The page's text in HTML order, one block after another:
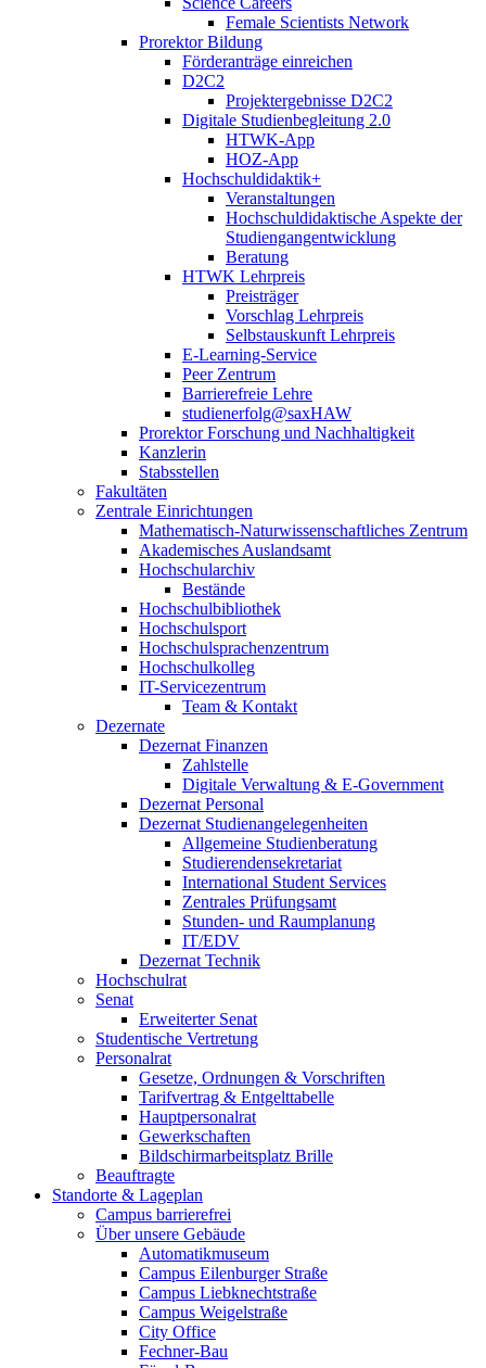
Female Scientists Network
Prorektor Bildung
Förderanträge einreichen
D2C2
Projektergebnisse D2C2
Digitale Studienbegleitung 2.0
HTWK-App
HOZ-App
Hochschuldidaktik+
Veranstaltungen
Hochschuldidaktische Aspekte der
Studiengangentwicklung
Beratung
HTWK Lehrpreis
Preisträger
Vorschlag Lehrpreis
Selbstauskunft Lehrpreis
E-Learning-Service
Peer Zentrum
Barrierefreie Lehre
studienerfolg@saxHAW
Prorektor Forschung und Nachhaltigkeit
Kanzlerin
Stabsstellen
Fakultäten
Zentrale Einrichtungen
Mathematisch-Naturwissenschaftliches Zentrum
Akademisches Auslandsamt
Hochschularchiv
Bestände
Hochschulbibliothek
Hochschulsport
Hochschulsprachenzentrum
Hochschulkolleg
IT-Servicezentrum
Team & Kontakt
Dezernate
Dezernat Finanzen
Zahlstelle
Digitale Verwaltung & E-Government
Dezernat Personal
Dezernat Studienangelegenheiten
Allgemeine Studienberatung
Studierendensekretariat
International Student Services
Zentrales Prüfungsamt
Stunden- und Raumplanung
IT/EDV
Dezernat Technik
Hochschulrat
Senat
Erweiterter Senat
Studentische Vertretung
Personalrat
Gesetze, Ordnungen & Vorschriften
Tarifvertrag & Entgelttabelle
Hauptpersonalrat
Gewerkschaften
Bildschirmarbeitsplatz Brille
Beauftragte
Standorte & Lageplan
Campus barrierefrei
Über unsere Gebäude
Automatikmuseum
Campus Eilenburger Straße
Campus Liebknechtstraße
Campus Weigelstraße
City Office
Fechner-Bau